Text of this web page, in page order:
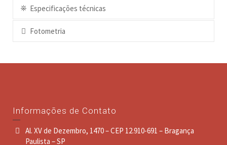
Especificações técnicas
Fotometria
Informações de Contato
Al. XV de Dezembro, 1470 – CEP 12.910-691 – Bragança
Paulista – SP